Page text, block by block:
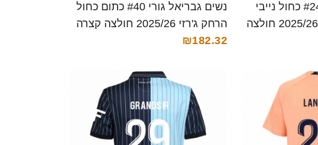
נשים מאורין ביגו #24 כחול נייבי
תכלת ג'רזי ביתית 2025/26 חולצה
נשים גבריאל גורי #40 כתום כחול
הרחק ג'רזי 2025/26 חולצה קצרה
₪182.32